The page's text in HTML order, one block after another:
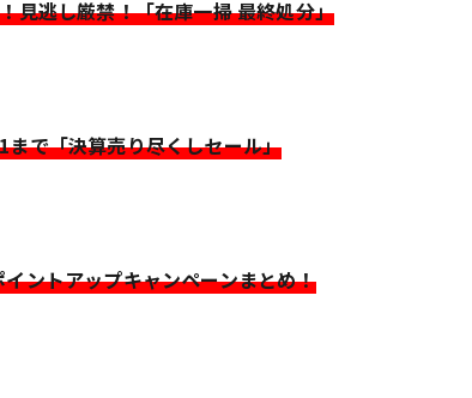
見逃し厳禁！「在庫一掃 最終処分」
で「決算売り尽くしセール」
ントアップキャンペーンまとめ！